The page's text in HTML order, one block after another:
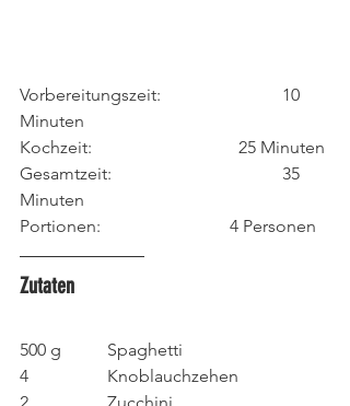
Vorbereitungszeit: 			10
Minuten
Kochzeit: 				25 Minuten
Gesamtzeit: 				35
Minuten
Portionen:			        4 Personen
Zutaten
500 g 	Spaghetti
4 		Knoblauchzehen